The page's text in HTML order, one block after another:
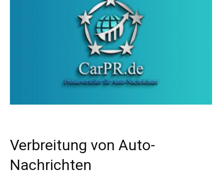
Verbreitung von Auto-
Nachrichten